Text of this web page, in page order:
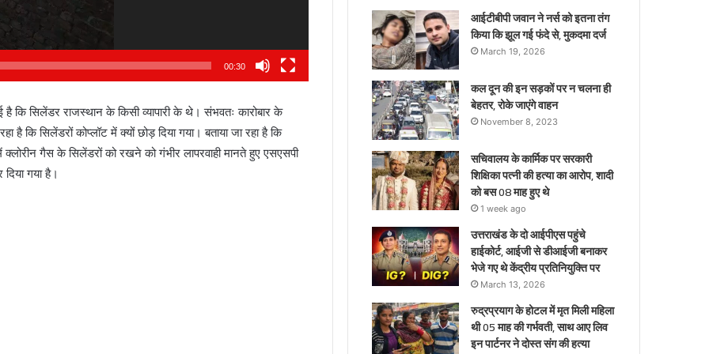
00:30
सिलेंडर राजस्थान के किसी व्यापारी के थे। संभवतः कारोबार के
है कि सिलेंडरों कोप्लॉट में क्यों छोड़ दिया गया। बताया जा रहा है कि
गैस के सिलेंडरों को रखने को गंभीर लापरवाही मानते हुए एसएसपी
गया है।
आईटीबीपी जवान ने नर्स को इतना तंग
किया कि झूल गई फंदे से, मुकदमा दर्ज
March 19, 2026
कल दून की इन सड़कों पर न चलना ही
बेहतर, रोके जाएंगे वाहन
November 8, 2023
सचिवालय के कार्मिक पर सरकारी
शिक्षिका पत्नी की हत्या का आरोप, शादी
को बस 08 माह हुए थे
1 week ago
उत्तराखंड के दो आईपीएस पहुंचे
हाईकोर्ट, आईजी से डीआईजी बनाकर
भेजे गए थे केंद्रीय प्रतिनियुक्ति पर
March 13, 2026
रुद्रप्रयाग के होटल में मृत मिली महिला
थी 05 माह की गर्भवती, साथ आए लिव
इन पार्टनर ने दोस्त संग की हत्या